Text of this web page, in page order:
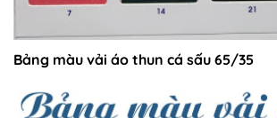
Bảng màu vải áo thun cá sấu 65/35